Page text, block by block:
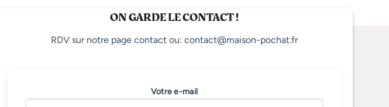
ON GARDE LE CONTACT !
RDV sur notre page contact ou: contact@maison-pochat.fr
Votre e-mail